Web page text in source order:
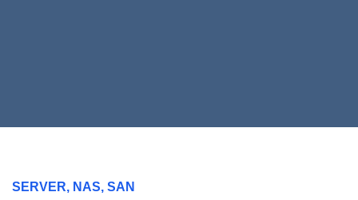
SERVER, NAS, SAN